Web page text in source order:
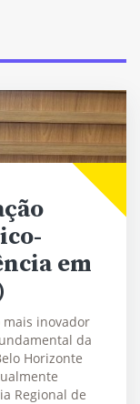
em
inovador
da
Horizonte
Regional de